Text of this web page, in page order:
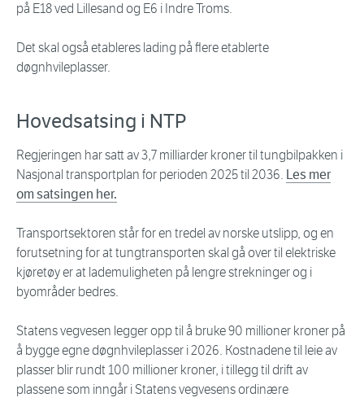
på E18 ved Lillesand og E6 i Indre Troms.
Det skal også etableres lading på flere etablerte
døgnhvileplasser.
Hovedsatsing i NTP
Regjeringen har satt av 3,7 milliarder kroner til tungbilpakken i
Nasjonal transportplan for perioden 2025 til 2036. Les mer
om satsingen her.
Transportsektoren står for en tredel av norske utslipp, og en
forutsetning for at tungtransporten skal gå over til elektriske
kjøretøy er at lademuligheten på lengre strekninger og i
byområder bedres.
Statens vegvesen legger opp til å bruke 90 millioner kroner på
å bygge egne døgnhvileplasser i 2026. Kostnadene til leie av
plasser blir rundt 100 millioner kroner, i tillegg til drift av
plassene som inngår i Statens vegvesens ordinære